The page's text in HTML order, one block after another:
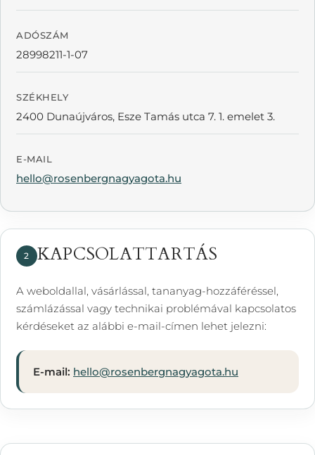
ADÓSZÁM
28998211-1-07
SZÉKHELY
2400 Dunaújváros, Esze Tamás utca 7. 1. emelet 3.
E-MAIL
hello@rosenbergnagyagota.hu
2 KAPCSOLATTARTÁS
A weboldallal, vásárlással, tananyag-hozzáféréssel,
számlázással vagy technikai problémával kapcsolatos
kérdéseket az alábbi e-mail-címen lehet jelezni:
E-mail: hello@rosenbergnagyagota.hu